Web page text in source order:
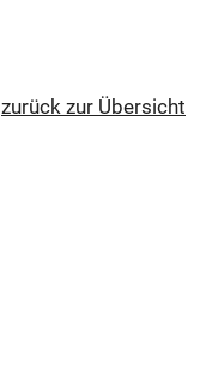
zurück zur Übersicht